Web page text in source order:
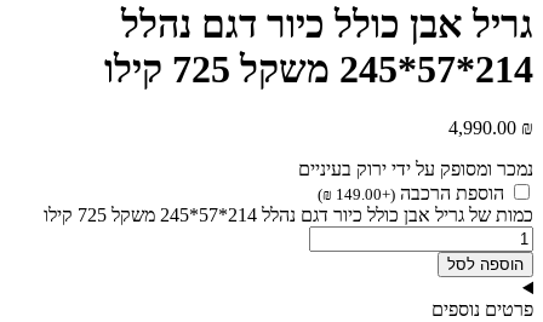
גריל אבן כולל כיור דגם נהלל
214*57*245 משקל 725 קילו
4,990.00 ₪
נמכר ומסופק על ידי ירוק בעיניים
הוספת הרכבה (
+
149.00
₪
)
כמות של גריל אבן כולל כיור דגם נהלל 214*57*245 משקל 725 קילו
הוספה לסל
פרטים נוספים